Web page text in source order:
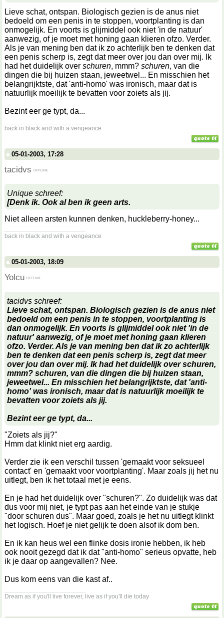
Lieve schat, ontspan. Biologisch gezien is de anus niet
bedoeld om een penis in te stoppen, voortplanting is dan
onmogelijk. En voorts is glijmiddel ook niet 'in de natuur'
aanwezig, of je moet met honing gaan klieren ofzo. Verder.
Als je van mening ben dat ik zo achterlijk ben te denken dat
een penis scherp is, zegt dat meer over jou dan over mij. Ik
had het duidelijk over schuren, mmm? schuren, van die
dingen die bij huizen staan, jeweetwel... En misschien het
belangrijktste, dat 'anti-homo' was ironisch, maar dat is
natuurlijk moeilijk te bevatten voor zoiets als jij.
Bezint eer ge typt, da...
back in black and with a vengeance
05-01-2003, 17:28
tacidvs
Unique schreef:
[Denk ik. Ook al ben ik geen arts.
Niet alleen arsten kunnen denken, huckleberry-honey...
back in black and with a vengeance
05-01-2003, 18:09
Yolcu
tacidvs schreef:
Lieve schat, ontspan. Biologisch gezien is de anus niet
bedoeld om een penis in te stoppen, voortplanting is
dan onmogelijk. En voorts is glijmiddel ook niet 'in de
natuur' aanwezig, of je moet met honing gaan klieren
ofzo. Verder. Als je van mening ben dat ik zo achterlijk
ben te denken dat een penis scherp is, zegt dat meer
over jou dan over mij. Ik had het duidelijk overschuren,
mmm? schuren, van die dingen die bij huizen staan,
jeweetwel... En misschien het belangrijktste, dat 'anti-
homo' was ironisch, maar dat is natuurlijk moeilijk te
bevatten voor zoiets als jij.
Bezint eer ge typt, da...
"Zoiets als jij?"
Hmm dat klinkt niet erg aardig.
Verder zie ik een verschil tussen 'gemaakt voor seksueel
contact' en 'gemaakt voor voortplanting'. Maar zoals jij het nu
uitlegt, ben ik het totaal met je eens.
En je had het duidelijk over "schuren?". Zo duidelijk was dat
dus voor mij niet, je typt pas aan het einde van je stukje
"door schuren dus". Maar goed, zoals je het nu uitlegt klinkt
het logisch. Hoef je niet gelijk te doen alsof ik dom ben.
En ik kan heus wel een flinke dosis ironie hebben, ik heb
ook nooit gezegd dat ik dat "anti-homo" serieus opvatte, heb
ik je daar op aangevallen? Nee.
Dus kom eens van die kast af..
Dream as if you'll live forever, live as if you'll die today